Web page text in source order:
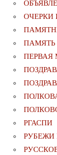
ПАМЯТЬ
ПЕРВАЯ
РГАСПИ
РУБЕЖИ